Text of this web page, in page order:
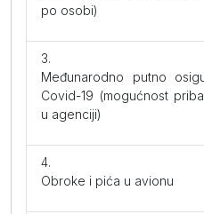
po osobi)
Međunarodno putno
Covid-19 (mogućnost
u agenciji)
Obroke i pića u avionu